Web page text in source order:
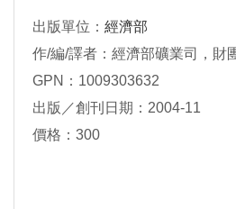
出版單位： 經濟部
作/編/譯者：經濟部礦業司，財
GPN：1009303632
出版／創刊日期：2004-11
價格：300